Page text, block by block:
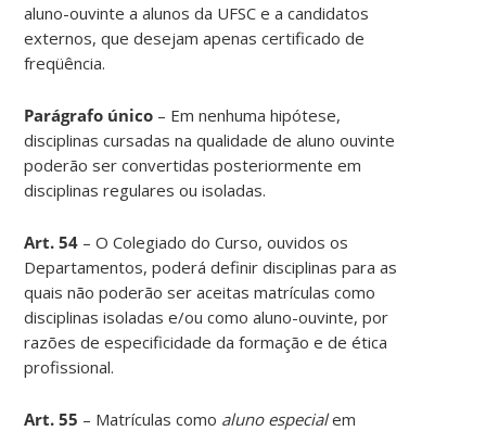
aluno-ouvinte a alunos da UFSC e a candidatos
externos, que desejam apenas certificado de
freqüência.
Parágrafo único – Em nenhuma hipótese,
disciplinas cursadas na qualidade de aluno ouvinte
poderão ser convertidas posteriormente em
disciplinas regulares ou isoladas.
Art. 54 – O Colegiado do Curso, ouvidos os
Departamentos, poderá definir disciplinas para as
quais não poderão ser aceitas matrículas como
disciplinas isoladas e/ou como aluno-ouvinte, por
razões de especificidade da formação e de ética
profissional.
Art. 55 – Matrículas como aluno especialem